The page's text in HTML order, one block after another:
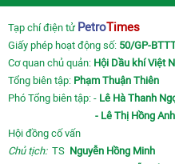
Tạp chí điện tử PetroTimes
Giấy phép hoạt động số: 50/GP-
Cơ quan chủ quản: Hội Dầu khí Việt
Tổng biên tập: Phạm Thuận Thiên
Phó Tổng biên tập: - Lê Hà Thanh
- Lê Thị Hồng Anh
Hội đồng cố vấn
Chủ tịch:TS Nguyễn Hồng Minh